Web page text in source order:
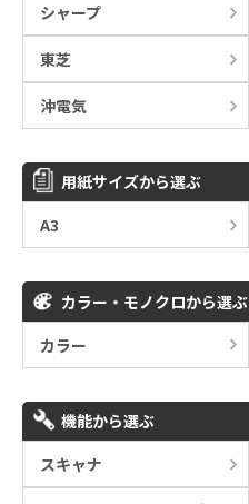
シャープ
東芝
沖電気
用紙サイズから選ぶ
A3
カラー・モノクロから選ぶ
カラー
機能から選ぶ
スキャナ